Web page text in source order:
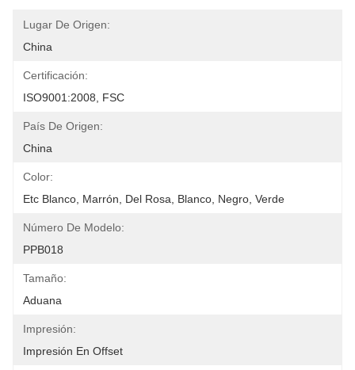
Lugar De Origen:
China
Certificación:
ISO9001:2008, FSC
País De Origen:
China
Color:
Etc Blanco, Marrón, Del Rosa, Blanco, Negro, Verde
Número De Modelo:
PPB018
Tamaño:
Aduana
Impresión:
Impresión En Offset